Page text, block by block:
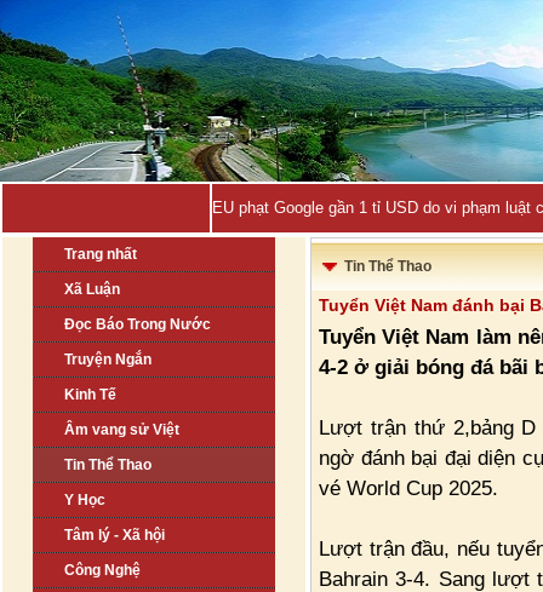
EU phạt Google gần 1 tỉ USD do vi phạm luật
Trang nhất
Xã Luận
Đọc Báo Trong Nước
Truyện Ngắn
Kinh Tế
Âm vang sử Việt
Tin Thể Thao
Y Học
Tâm lý - Xã hội
Công Nghệ
Tin Thể Thao
Tuyển Việt Nam đánh bại
Tuyển Việt Nam làm
4-2 ở giải bóng đá bãi
Lượt trận thứ 2,bảng
ngờ đánh bại đại diện
vé World Cup 2025.
Lượt trận đầu, nếu
Bahrain 3-4. Sang lượt